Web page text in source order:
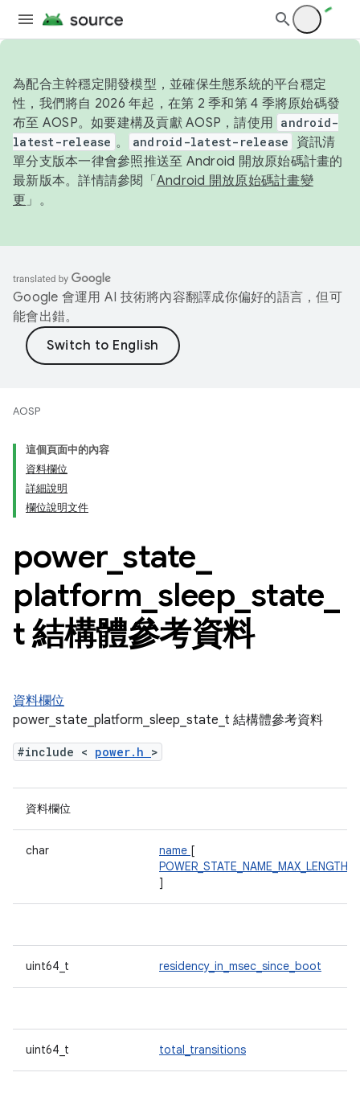
為配合主幹穩定開發模型，並確保生態系統的平台穩定
性，我們將自 2026 年起，在第 2 季和第 4 季將原始碼發
布至 AOSP。如要建構及貢獻 AOSP，請使用 android-
latest-release 。 android-latest-release
資訊清
單分支版本一律會參照推送至 Android 開放原始碼計畫的
最新版本。詳情請參閱「 Android 開放原始碼計畫變
更 」。
Google 會運用 AI 技術將內容翻譯成你偏好的語言，但可
能會出錯。
AOSP
這個頁面中的內容
資料欄位
詳細說明
欄位說明文件
power_ state
platform sleep state
t 結構體參考資料
資料欄位
power_state_platform_sleep_state_t 結構體參考資料
#include < power.h >
資料欄位
char name [
POWER_STATE_NAME_MAX_LENGTH
]
uint64_t residency_in_msec_since_boot
uint64_t total_transitions